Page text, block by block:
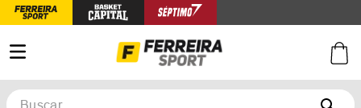
Buscar